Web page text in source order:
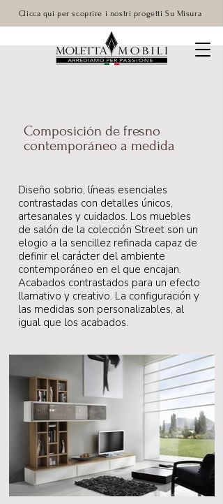
Clicca qui per scoprire i nostri progetti Su Misura
Composición de fresno
contemporáneo a medida
Diseño sobrio, líneas esenciales
contrastadas con detalles únicos,
artesanales y cuidados. Los muebles
de salón de la colección Street son un
elogio a la sencillez refinada capaz de
definir el carácter del ambiente
contemporáneo en el que encajan.
Acabados contrastados para un efecto
llamativo y creativo. La configuración y
las medidas son personalizables, al
igual que los acabados.